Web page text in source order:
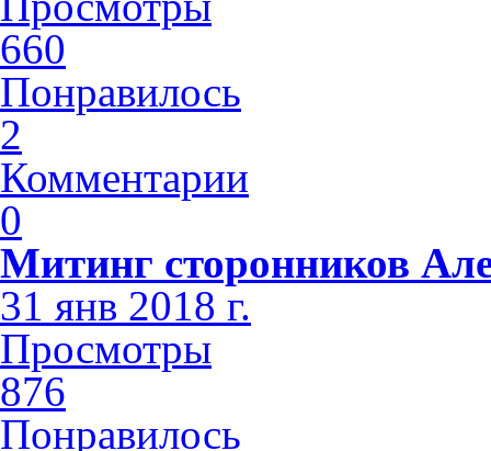
660
Понравилось
2
Комментарии
0
Митинг сторонников
31 янв 2018 г.
Просмотры
876
Понравилось